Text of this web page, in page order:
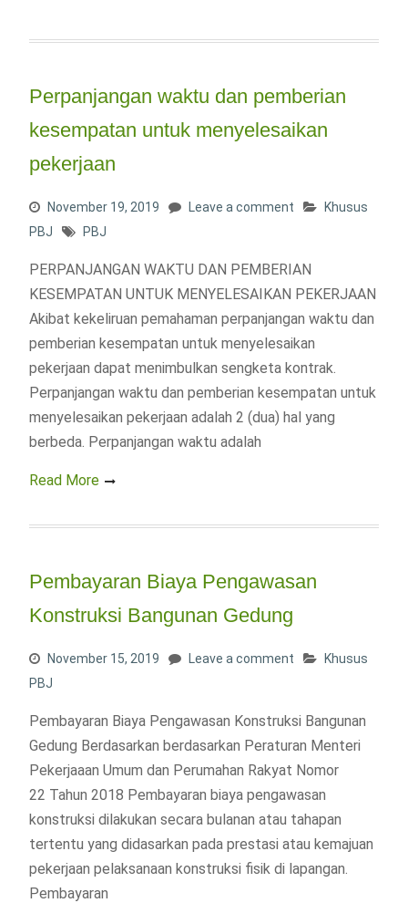
Perpanjangan waktu dan pemberian
kesempatan untuk menyelesaikan
pekerjaan
November 19, 2019 Leave a comment
Khusus
PBJ
PBJ
PERPANJANGAN WAKTU DAN PEMBERIAN
KESEMPATAN UNTUK MENYELESAIKAN PEKERJAAN
Akibat kekeliruan pemahaman perpanjangan waktu dan
pemberian kesempatan untuk menyelesaikan
pekerjaan dapat menimbulkan sengketa kontrak.
Perpanjangan waktu dan pemberian kesempatan untuk
menyelesaikan pekerjaan adalah 2 (dua) hal yang
berbeda. Perpanjangan waktu adalah
Read More
Pembayaran Biaya Pengawasan
Konstruksi Bangunan Gedung
November 15, 2019 Leave a comment
Khusus
PBJ
Pembayaran Biaya Pengawasan Konstruksi Bangunan
Gedung Berdasarkan berdasarkan Peraturan Menteri
Pekerjaaan Umum dan Perumahan Rakyat Nomor
22 Tahun 2018 Pembayaran biaya pengawasan
konstruksi dilakukan secara bulanan atau tahapan
tertentu yang didasarkan pada prestasi atau kemajuan
pekerjaan pelaksanaan konstruksi fisik di lapangan.
Pembayaran